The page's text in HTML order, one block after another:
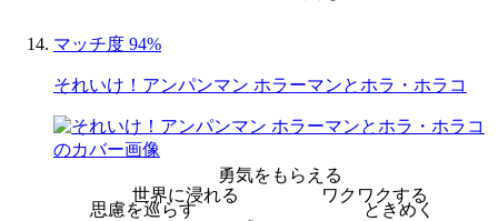
マッチ度 94%
それいけ！アンパンマン ホラーマンとホラ・ホラコ
勇気をもらえる
ワクワクする
ときめく
思慮を巡らす
世界に浸れる